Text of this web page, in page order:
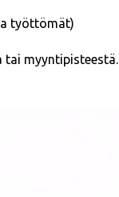
työttömät)
tai myyntipisteestä.